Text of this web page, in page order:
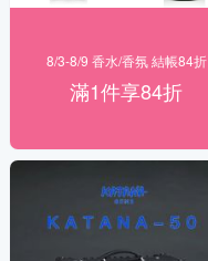
8/3-8/9 香水/香氛 結帳84折
滿1件享84折